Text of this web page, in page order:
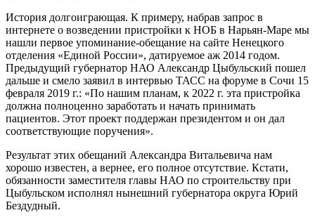
История долгоиграющая. К примеру, набрав запрос в
интернете о возведении пристройки к НОБ в Нарьян-Маре мы
нашли первое упоминание-обещание на сайте Ненецкого
отделения «Единой России», датируемое аж 2014 годом.
Предыдущий губернатор НАО Александр Цыбульский пошел
дальше и смело заявил в интервью ТАСС на форуме в Сочи 15
февраля 2019 г.: «По нашим планам, к 2022 г. эта пристройка
должна полноценно заработать и начать принимать
пациентов. Этот проект поддержан президентом и он дал
соответствующие поручения».
Результат этих обещаний Александра Витальевича нам
хорошо известен, а вернее, его полное отсутствие. Кстати,
обязанности заместителя главы НАО по строительству при
Цыбульском исполнял нынешний губернатора округа Юрий
Бездудный.